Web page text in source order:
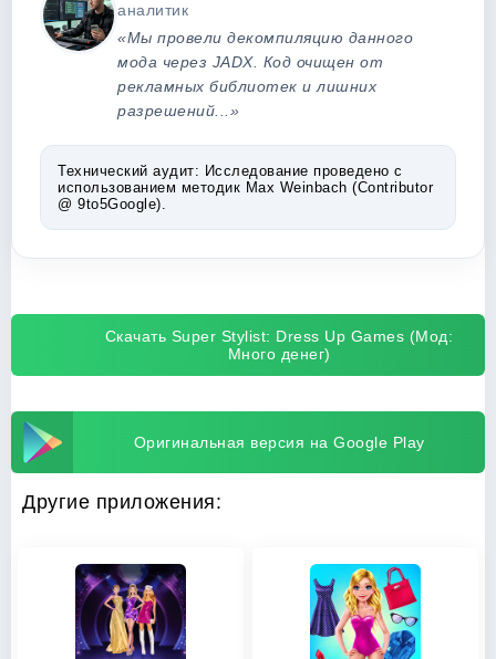
аналитик
«Мы провели декомпиляцию данного
мода через JADX. Код очищен от
рекламных библиотек и лишних
разрешений...»
Технический аудит: Исследование проведено с
использованием методик Max Weinbach (Contributor
@ 9to5Google).
Скачать Super Stylist: Dress Up Games (Мод:
Много денег)
Оригинальная версия на Google Play
Другие приложения: